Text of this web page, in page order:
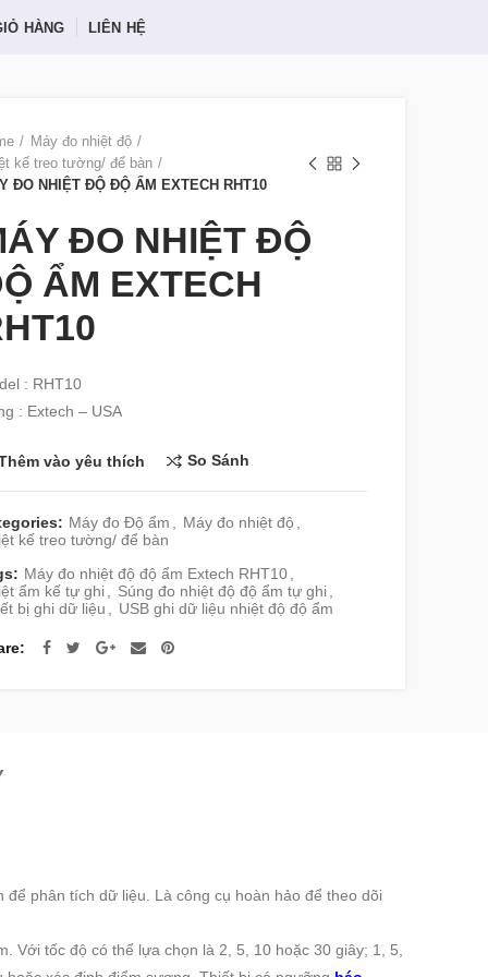
HÀNG LIÊN HỆ
Máy đo nhiệt độ
kế treo tường/ để bàn
ĐO NHIỆT ĐỘ ĐỘ ẨM EXTECH RHT10
ĐO NHIỆT ĐỘ
ẨM EXTECH
: RHT10
: Extech – USA
vào yêu thích So Sánh
Máy đo Độ ẩm , Máy đo nhiệt độ ,
kế treo tường/ để bàn
Máy đo nhiệt độ độ ẩm Extech RHT10 ,
ẩm kế tự ghi , Súng đo nhiệt độ độ ẩm tự ghi ,
bị ghi dữ liệu , USB ghi dữ liệu nhiệt độ độ ẩm
phân tích dữ liệu. Là công cụ hoàn hảo để theo dõi
Với tốc độ có thể lựa chọn là 2, 5, 10 hoặc 30 giây; 1, 5,